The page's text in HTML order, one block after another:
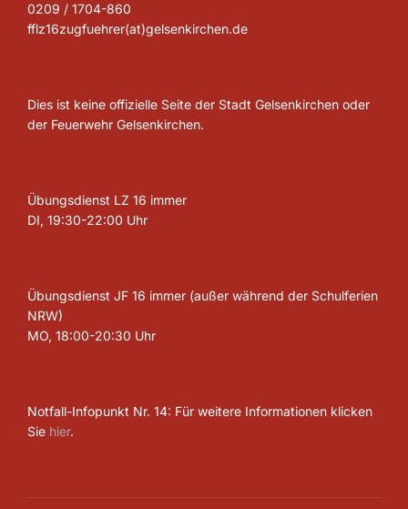
0209 / 1704-860
fflz16zugfuehrer(at)gelsenkirchen.de
Dies ist keine offizielle Seite der Stadt Gelsenkirchen oder
der Feuerwehr Gelsenkirchen.
Übungsdienst LZ 16 immer
DI, 19:30-22:00 Uhr
Übungsdienst JF 16 immer (außer während der Schulferien
NRW)
MO, 18:00-20:30 Uhr
Notfall-Infopunkt Nr. 14: Für weitere Informationen klicken
Sie hier.